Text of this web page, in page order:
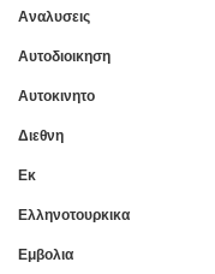
Αναλυσεις
Αυτοδιοικηση
Αυτοκινητο
Διεθνη
Εκ
Ελληνοτουρκικα
Εμβολια